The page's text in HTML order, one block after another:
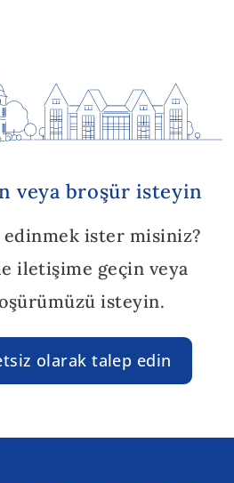
veya broşür isteyin
edinmek ister misiniz?
iletişime geçin veya
isteyin.
olarak talep edin